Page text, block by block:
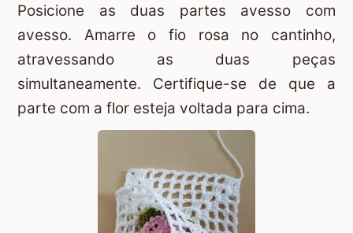
Posicione as duas partes avesso com
avesso. Amarre o fio rosa no cantinho,
atravessando as duas peças
simultaneamente. Certifique-se de que a
parte com a flor esteja voltada para cima.